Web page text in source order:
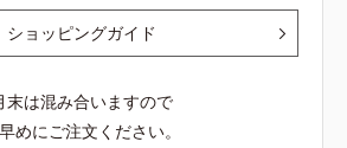
ショッピングガイド
末は混み合いますので
めにご注文ください。